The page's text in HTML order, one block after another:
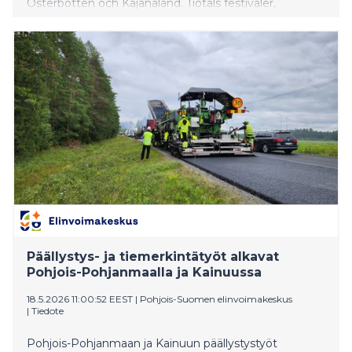
under sommaren.
Päällystys- ja tiemerkintätyöt alkavat
Pohjois-Pohjanmaalla ja Kainuussa
18.5.2026 11:00:52 EEST | Pohjois-Suomen elinvoimakeskus
| Tiedote
Pohjois-Pohjanmaan ja Kainuun päällystystyöt